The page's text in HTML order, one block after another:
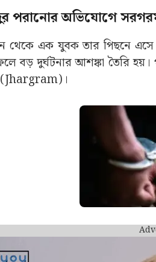
পরানোর অভিযোগে
এক যুবক তার পিছনে এসে
বড় দুর্ঘটনার আশঙ্কা তৈরি
(Jhargram)।